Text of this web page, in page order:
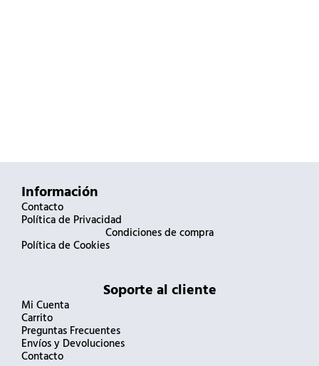
Información
Contacto
Política de Privacidad
Condiciones de compra
Política de Cookies
Soporte al cliente
Mi Cuenta
Carrito
Preguntas Frecuentes
Envíos y Devoluciones
Contacto